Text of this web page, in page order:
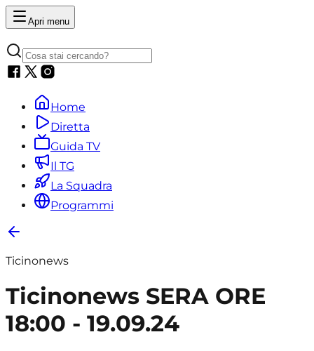
Apri menu
Home
Diretta
Guida TV
Il TG
La Squadra
Programmi
Ticinonews
Ticinonews SERA ORE
18:00 - 19.09.24